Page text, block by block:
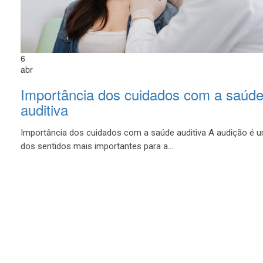
6
abr
Importância dos cuidados com a saúde
auditiva
Importância dos cuidados com a saúde auditiva A audição é
dos sentidos mais importantes para a...